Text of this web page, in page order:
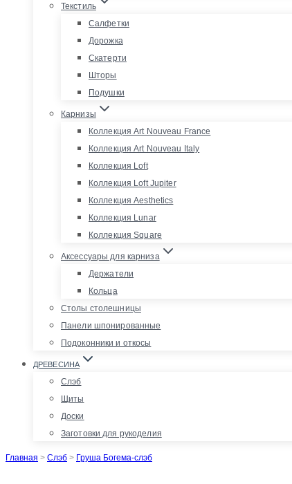
Текстиль
Салфетки
Дорожка
Скатерти
Шторы
Подушки
Карнизы
Коллекция Art Nouveau France
Коллекция Art Nouveau Italy
Коллекция Loft
Коллекция Loft Jupiter
Коллекция Aesthetics
Коллекция Lunar
Коллекция Square
Аксессуары для карниза
Держатели
Кольца
Столы столешницы
Панели шпонированные
Подоконники и откосы
ДРЕВЕСИНА
Слэб
Щиты
Доски
Заготовки для рукоделия
Главная > Слэб > Груша Богема-слэб